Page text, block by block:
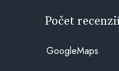
Počet
GoogleMaps